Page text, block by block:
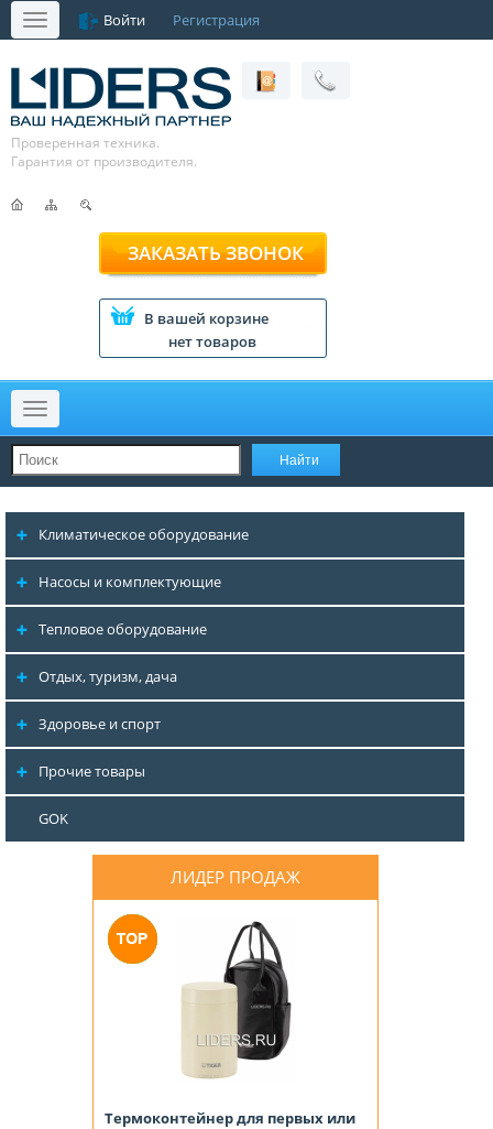
Меню Войти Регистрация
Проверенная техника.
Гарантия от производителя.
ЗАКАЗАТЬ ЗВОНОК
В вашей корзине
нет товаров
Меню
Климатическое оборудование
Насосы и комплектующие
Тепловое оборудование
Отдых, туризм, дача
Здоровье и спорт
Прочие товары
GOK
ЛИДЕР ПРОДАЖ
Термоконтейнер для первых или